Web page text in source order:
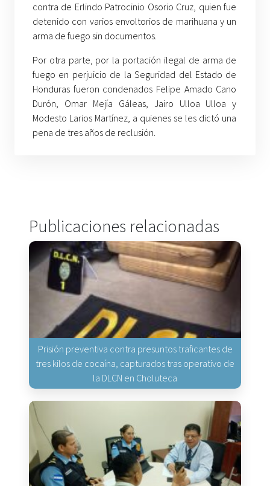
contra de Erlindo Patrocinio Osorio Cruz, quien fue
detenido con varios envoltorios de marihuana y un
arma de fuego sin documentos.
Por otra parte, por la portación ilegal de arma de
fuego en perjuicio de la Seguridad del Estado de
Honduras fueron condenados Felipe Amado Cano
Durón, Omar Mejía Gáleas, Jairo Ulloa Ulloa y
Modesto Larios Martínez, a quienes se les dictó una
pena de tres años de reclusión.
Publicaciones relacionadas
Prisión preventiva contra presuntos traficantes de
tres kilos de cocaína, capturados tras operativo de
la DLCN en Choluteca